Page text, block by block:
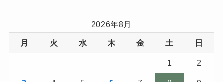
2026年8月
月 火 水 木 金 土 日
1 2